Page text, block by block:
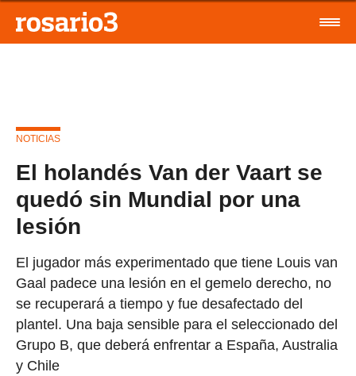
NOTICIAS
El holandés Van der Vaart se
quedó sin Mundial por una
lesión
El jugador más experimentado que tiene Louis van
Gaal padece una lesión en el gemelo derecho, no
se recuperará a tiempo y fue desafectado del
plantel. Una baja sensible para el seleccionado del
Grupo B, que deberá enfrentar a España, Australia
y Chile